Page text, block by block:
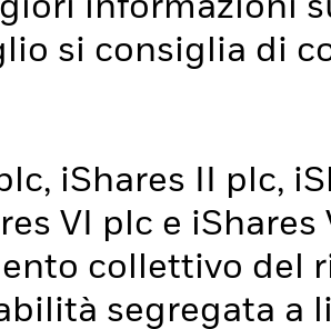
informazioni
si consiglia di
iShares II plc,
VI plc e
collettivo del
segregata a